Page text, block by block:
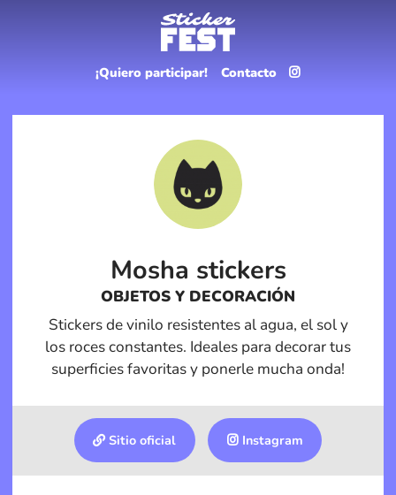
¡Quiero participar! Contacto
Mosha stickers
OBJETOS Y DECORACIÓN
Stickers de vinilo resistentes al agua, el sol y
los roces constantes. Ideales para decorar tus
superficies favoritas y ponerle mucha onda!
Sitio oficial Instagram